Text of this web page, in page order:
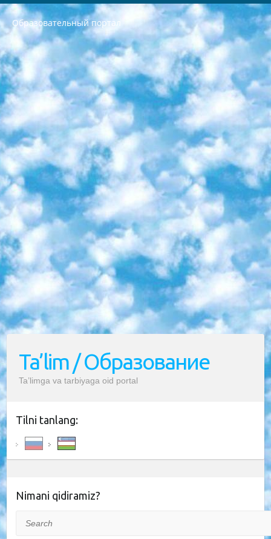
Образовательный портал
РЕСПУБЛИКА УЗБЕКИСТАН МИНИСТРЕРСТВО ДОШКОЛЬНОГО И ШКОЛЬНОГО ОБРАЗОВАНИЯ КОМАНДА в общеобразовательных учреждениях в 2023-2024 учебном году организация и проведение итоговой государственной аттестации обучающихся о Министра дошкольного и школьного образования Республики Узбекистан от 4 марта 2008 года (постановлением Минюста от 20 марта 2008 года № 1778 государственной регистрации) «Итоговое состояние учащихся общего среднего образования на основании положения об утверждении положения об аттестации общего среднего образования выпускной экзамен студентов в образовательных учреждениях в 2023-2024 учебном году В целях организации и прохождения аттестации приказываю: 1. Следующее: перечень предметов, по которым будет проводиться итоговая государственная аттестация и экзамен формы перевода согласно приложению 1; сертификаты международного образца, оценивающие уровень владения иностранными языками перечень согласно приложению 2; 2. Педагогический при специализированных образовательных учреждениях. научно-практический центр квалификации и международной оценки (Д.Давидова) 2024 г. До 25 марта: задания по предметам, по которым будет проводиться итоговая аттестация разработка и утверждение технических условий; итоговая аттестация на основании разработанного предметного задания разработка вопросов по предметам (устно и письменно), экзамен передача; общеобразовательные средние школы и специальные учебные заведения учащиеся выпускных классов школ и интернатов в агентской системе подготовка базы данных экзаменационных материалов и критериев оценки; перевод базы экзаменационных материалов на все языки обучения подать в Республиканский образовательный центр для изготовления; варианты экзаменов на основе разработанных контрольных материалов пусть будут поставлены задачи формирования. 3. Республиканский образовательный центр (Ш.Худайкулов) до 5 апреля 2024 года. до: база данных предоставленных экзаменационных материалов на все языки обучения перевод и экспертиза; для слепых, слабовидящих, глухих, слабослышащих и умственно отсталых детей учащиеся выпускных классов специализированных школ и школ-интернатов база данных экзаменационных материалов на всех преподаваемых языках подготовка критериев оценки; специализированные школы для умственно отсталых детей и технологии для учащихся выпускных классов школ-интернатов разработка соответствующих рекомендаций и критериев проведения ЕГЭ по естествознанию давать задания. 4. Педагогический при специализированных образовательных учреждениях. Научно-практический центр навыков и международной оценки (Д.Давидова), Республика образовательный центр (Худайкулов Ш.) итоговый государственный аттестационный экзамен ориентирован на творческое и логическое мышление при подготовке базы материалов учитывать введение заданий. 5. Следует отметить, что: сертификат государственного образца о знании общеобразовательного предмета и как минимум национальный уровень B1 по предметам на иностранных языках, указанным в Приложении 2. или международно признанный сертификат эквивалентного уровня студенты, изучающие определенный предмет, освобождаются от экзамена; по соответствующим предметам запланирована итоговая государственная аттестация за день до дня, путем жеребьевки Рабочей группой (в письменной форме по предметам, проводимым в форме) из числа сформированных вариантов выбрано 2 варианта; 2 выбранных варианта экзамена анонсированы на официальном сайте министерства и все выпускники по всей стране на основе этих вариантов проводит итоговую государственную аттестацию. 6. Государственное образование учащихся средних общеобразовательных учреждений. знания в соответствии с квалификационными требованиями, которые необходимо приобрести на основании стандартов итоговый (выпускной) контроль для 9 и 11 классов в целях тестирования Экзамены (далее – экзамены) состоят из предметов, перечисленных в приложении 1. будет сделано. 7. Экзамены пройдут с 26 мая по 15 июня 2024 г. (кроме науки физического воспитания). 8. Физическая для учащихся 9 классов общесредних образовательных учреждений. Экзамены по предмету «Образование, квалификация медицина» 1-6 мая 2024 года. сотрудники перевести под присмотр (с отклонениями в физическом или умственном развитии) специализированная школа для детей, школы-интернаты и со сколиозом школы-интернаты санаторного типа для больных детей исключены). 9. Он был слепым, слабовидящим и имел нарушения опорно-двигательного аппарата. экзамены в специализированных школах и интернатах для детей должны проводиться исходя из требований, предъявляемых к общеобразовательным учреждениям (физкультура кроме науки). 10. Специализированная школа для глухих и слабослышащих детей. и экзамены в интернатах и быть реализован в виде письменного теста по математике. 11. Специальность для умственно отсталых детей. Для 9 класса Родной язык и литературное письмо Государственный язык (язык обучения – узбекский). для неклассов) написано Математическое письмо Письменная/устная история Узбекистана Физическое воспитание практично Итоговый контроль Для 11 класса Написание родного языка и литературы (эссе) Математическое письмо Узбекский язык (обучение на узбекском языке) не посещающее общее среднее образование для учреждений)/Образовательное учреждение выбор письменный и устный Иностранный язык письменный/устный Письменная/устная история Узбекистана *По выбору студента:  Химия  Физика  Основы государственного права  География 10 бесплатных образовательных ресурсов - Мы составили подборку онлайн-проектов с интерактивными упражнениями, видеолекциями и статьями. Они помогут вам обрести новые и освежить старые знания бесплатно. 1. «ИНТУИТ» Старейшая образовательная площадка Рунета. Здесь вы найдёте сотни текстовых и видеокурсов на десятки различных тем — от программирования до психологии. Многие курсы подготовлены российскими университетами и крупными международными компаниями вроде Intel и Microsoft. Самостоятельное обучение бесплатное, но желающие могут оплатить услуги персональных наставников. 2. «Смартия» знакомит с актуальными профессиями и подсказывает, как им обучаться. Выбрав заинтересовавшую вас специальность — SMM-специалист, фотограф, веб-дизайнер или другую, — увидите список необходимых для неё умений. Чтобы вы могли освоить их самостоятельно, для каждого умения площадка отображает подборку ссылок на учебные материалы. Хотя «Смартия» ориентируется на русскоязычную аудиторию, часть контента всё же доступна только на английском. 3. «Лекторий Физтеха» Проект Московского физико-технического института (Физтеха). С его помощью вы можете смотреть онлайн серии лекций, записанные на видео в этом вузе. В числе доступных предметов — физика, биология, химия, информационные технологии и другие. К некоторым лекциям администрация ресурса прилагает готовые конспекты, которые можно скачивать в PDF-формате. 4. ITMOcourses Онлайн-площадка Санкт-Петербургского национального исследовательского университета информационных технологий, механики и оптики (ИТМО). Ресурс предоставляет свободный доступ к курсам, разработанным в этом вузе. Каталог материалов разбит на четыре категории: «Оптические системы и технологии», «Приборостроение и робототехника», «Информационные технологии» и «Биотехнологии». Курсы состоят из видеолекций, интерактивных демонстраций и заданий. 5. «КиберЛенинка» Электронная научная библиотека открытого доступа. Каталог площадки регулярно обрастает текстами статей из различных научных изданий. Сгруппированные по журналам и рубрикам публикации можно читать онлайн или скачивать целиком в PDF-формате. Проект нацелен на популяризацию науки за счёт открытого доступа к качественной информации. 6. «ПостНаука» На этом ресурсе публикуют подборки видеолекций, составленные экспертами из разных отраслей и объединённые общими темами. Среди них, к примеру, есть серии «Биоинформатика и геномика», «Культура средневековой Скандинавии» и Cinema Studies о теории кино. Каждая подборка лекций — логически связанная история, рассказанная экспертом от первого лица. Кроме того, на сайте появляются научно-образовательные статьи и тесты на разные темы. 7. «Newочём» Команда проекта «Newочём» отбирает самые интересные тексты из англоязычных СМИ и переводит те из них, за которые голосуют участники сообщества «ВКонтакте». По большей части это научно-популярные статьи. Редакторы придумывают лишь заголовки, в остальном содержание переводов соответствует оригиналам. Полные тексты можно читать прямо в социальной сети. 8. InternetUrok Онлайн-база материалов по основным дисциплинам школьной программы. Информация на сайте структурирована по классам, предметам и темам (урокам). Каждый урок состоит из видеолекций и конспектов. Есть также интерактивные тренажёры и тесты для закрепления пройденного материала. Даже если вы давно окончили школу, возможность повторить программу старших классов всегда может пригодиться. 9. Edutainme Ещё один ресурс об образовании. В отличие от Newtonew, как мне кажется, Edutainme больше ориентируется на представителей индустрии: педагогов, предпринимателей, разработчиков образовательных проектов. Но и любой, кто просто стремится к саморазвитию, найдёт на сайте много полезного и интересного для себя. Например, информацию о новых курсах и образовательных сервисах. 10. Newtonew Онлайн-медиа об образовании и обучении в широком смысле. Авторы Newtonew пишут об инструментах, заведениях, тактиках и стратегиях, которые помогают учить других и получать новые знания самостоятельно. На этой площадке вы найдёте новости, обзоры, аналитические мат
Ta’lim / Образование
Ta’limga va tarbiyaga oid portal
Tilni tanlang:
Nimani qidiramiz?